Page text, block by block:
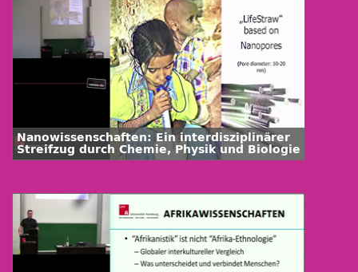
Nanowissenschaften: Ein interdisziplinärer
Streifzug durch Chemie, Physik und Biologie